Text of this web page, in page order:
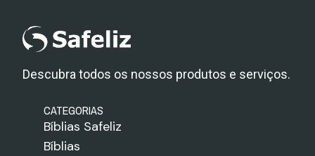
Descubra todos os nossos produtos e serviços.
CATEGORIAS
Bíblias Safeliz
Bíblias